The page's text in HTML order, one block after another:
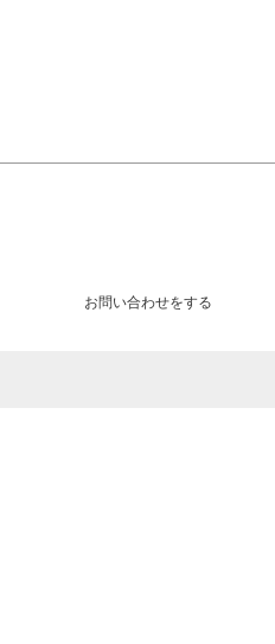
お問い合わせをする